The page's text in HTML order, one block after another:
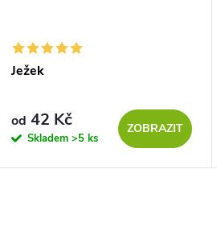
Ježek
od 42 Kč
Skladem >5 ks
ZOBRAZIT